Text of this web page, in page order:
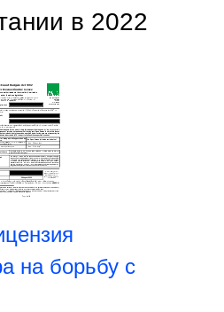
в 2022
на борьбу с